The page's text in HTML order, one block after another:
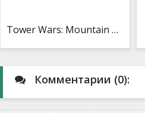
Tower Wars: Mountain King (Unlimited Money)
Комментарии (0):